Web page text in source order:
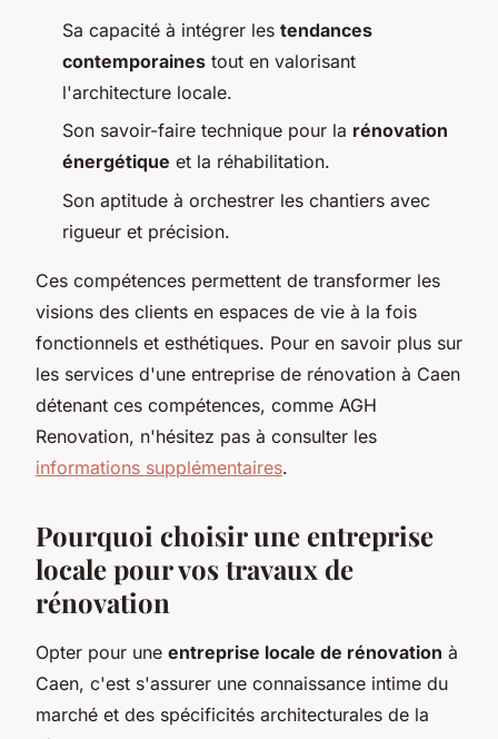
Sa capacité à intégrer les tendances
contemporaines tout en valorisant
l'architecture locale.
Son savoir-faire technique pour la rénovation
énergétique et la réhabilitation.
Son aptitude à orchestrer les chantiers avec
rigueur et précision.
Ces compétences permettent de transformer les
visions des clients en espaces de vie à la fois
fonctionnels et esthétiques. Pour en savoir plus sur
les services d'une entreprise de rénovation à Caen
détenant ces compétences, comme AGH
Renovation, n'hésitez pas à consulter les
informations supplémentaires.
Pourquoi choisir une entreprise
locale pour vos travaux de
rénovation
Opter pour une entreprise locale de rénovation à
Caen, c'est s'assurer une connaissance intime du
marché et des spécificités architecturales de la